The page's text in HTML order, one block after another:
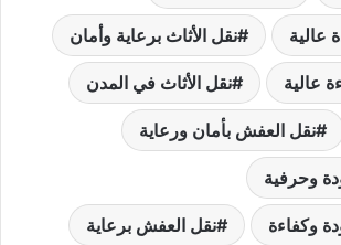
عالية نقل الأثاث برعاية وأمان
عالية نقل الأثاث في المدن
نقل العفش بأمان ورعاية
وحرفية
وكفاءة نقل العفش برعاية